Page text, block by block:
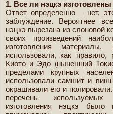
1. Все ли нэцкэ
Ответ определенно – нет,
заблуждение. Вероятнее
нэцкэ вырезана из слоновой
своих произведений
изготовления
использовали, как правило,
Киото и Эдо (нынешний
пределами крупных
использовали самшит и
окрашивали его и
перечень используемых
изготовления нэцкэ было